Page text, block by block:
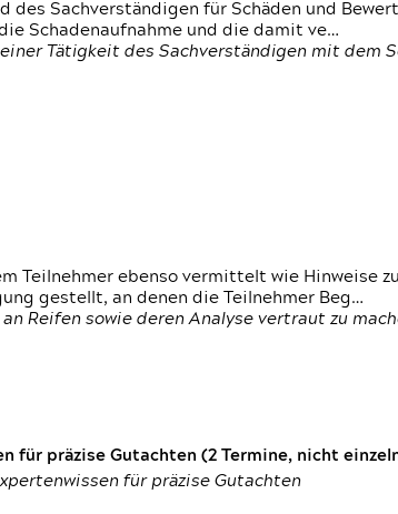
Sachverständigen für Schäden und
Schadenaufnahme und die damit ve…
Tätigkeit des Sachverständigen mit dem
Teilnehmer ebenso vermittelt wie Hinweise
gestellt, an denen die Teilnehmer Beg…
Reifen sowie deren Analyse vertraut zu
für präzise Gutachten (2 Termine, nicht
für präzise Gutachten